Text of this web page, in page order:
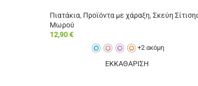
Πιατάκια, Προϊόντα με χάραξη, Σκεύη
Μωρού
12,90€
+2 ακόμη
ΕΚΚΑΘΑΡΙΣΗ